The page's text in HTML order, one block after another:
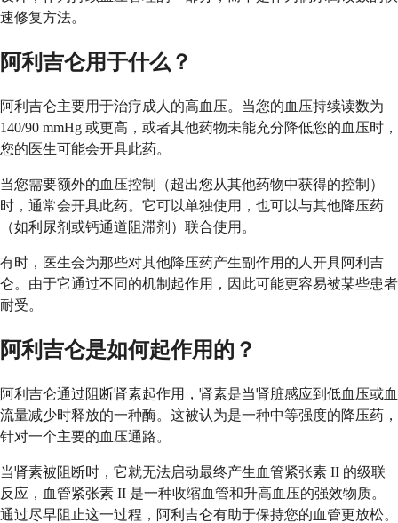
速修复方法。
阿利吉仑用于什么？
阿利吉仑主要用于治疗成人的高血压。当您的血压持续读数为
140/90 mmHg 或更高，或者其他药物未能充分降低您的血压时，
您的医生可能会开具此药。
当您需要额外的血压控制（超出您从其他药物中获得的控制）
时，通常会开具此药。它可以单独使用，也可以与其他降压药
（如利尿剂或钙通道阻滞剂）联合使用。
有时，医生会为那些对其他降压药产生副作用的人开具阿利吉
仑。由于它通过不同的机制起作用，因此可能更容易被某些患者
耐受。
阿利吉仑是如何起作用的？
阿利吉仑通过阻断肾素起作用，肾素是当肾脏感应到低血压或血
流量减少时释放的一种酶。这被认为是一种中等强度的降压药，
针对一个主要的血压通路。
当肾素被阻断时，它就无法启动最终产生血管紧张素 II 的级联
反应，血管紧张素 II 是一种收缩血管和升高血压的强效物质。
通过尽早阻止这一过程，阿利吉仑有助于保持您的血管更放松。